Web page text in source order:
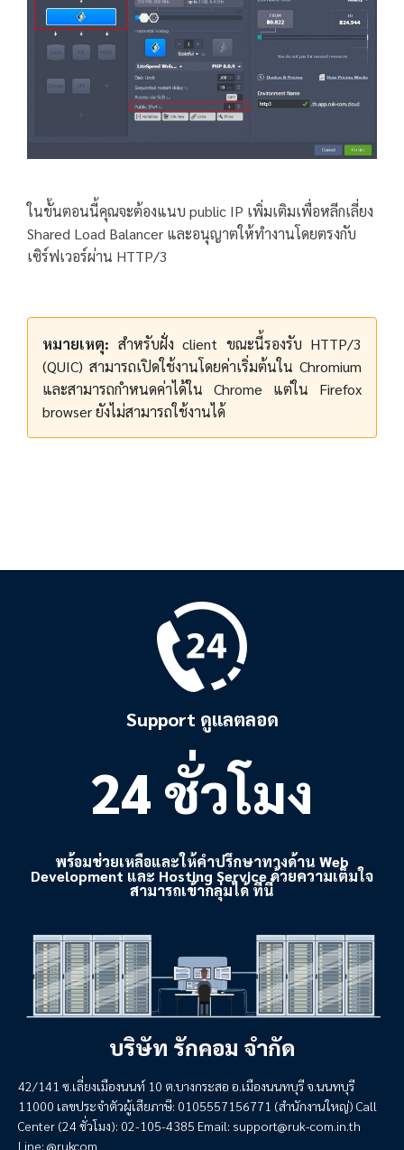
ในขั้นตอนนี้คุณจะต้องแนบ public IP เพิ่มเติมเพื่อหลีกเลี่ยง
Shared Load Balancer และอนุญาตให้ทำงานโดยตรงกับ
เซิร์ฟเวอร์ผ่าน HTTP/3
หมายเหตุ: สำหรับฝั่ง client ขณะนี้รองรับ HTTP/3
(QUIC) สามารถเปิดใช้งานโดยค่าเริ่มต้นใน Chromium
และสามารถกำหนดค่าได้ใน Chrome แต่ใน Firefox
browser ยังไม่สามารถใช้งานได้
Support ดูแลตลอด
24 ชั่วโมง
พร้อมช่วยเหลือและให้คำปรึกษาทางด้าน Web
Development และ Hosting Service ด้วยความเต็มใจ
สามารถเข้ากลุ่มได้ ที่นี่
บริษัท รักคอม จำกัด
42/141 ซ.เลี่ยงเมืองนนท์ 10 ต.บางกระสอ อ.เมืองนนทบุรี จ.นนทบุรี
11000 เลขประจำตัวผู้เสียภาษี: 0105557156771 (สำนักงานใหญ่) Call
Center (24 ชั่วโมง): 02-105-4385 Email: support@ruk-com.in.th
Line: @rukcom